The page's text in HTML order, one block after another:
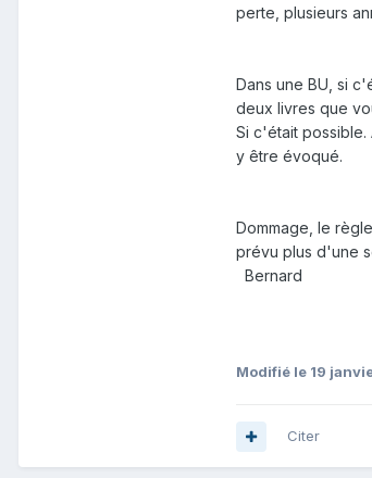
perte, plusieurs
Dans une BU, si
deux livres que
Si c'était
y être évoqué.
Dommage, le
prévu plus d'une
Bernard
Modifié le 19
Citer